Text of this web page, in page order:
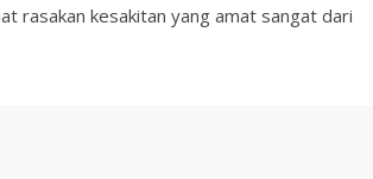
rasakan kesakitan yang amat sangat dari